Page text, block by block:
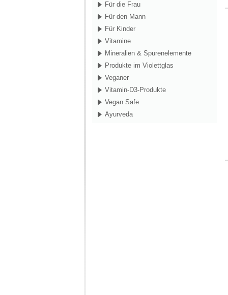
Für die Frau
Für den Mann
Für Kinder
Vitamine
Mineralien & Spurenelemente
Produkte im Violettglas
Veganer
Vitamin-D3-Produkte
Vegan Safe
Ayurveda